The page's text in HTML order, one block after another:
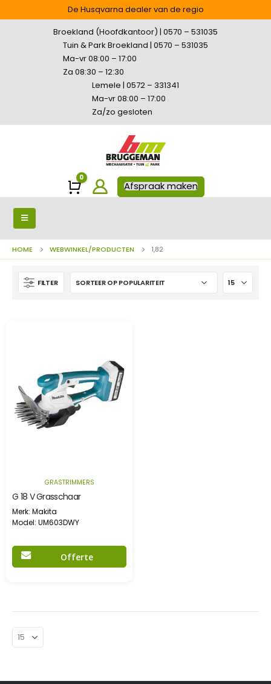
De Husqvarna dealer van de regio
Broekland (Hoofdkantoor) | 0570 – 531035
Tuin & Park Broekland | 0570 – 531035
Ma-vr 08:00 – 17:00
Za 08:30 – 12:30
Lemele | 0572 – 331341
Ma-vr 08:00 – 17:00
Za/zo gesloten
Winkelwagen
0
Afspraak maken
HOME WEBWINKEL/PRODUCTEN 1,82
FILTER
GRASTRIMMERS
G 18 V Grasschaar
Merk: Makita
Model: UM603DWY
Offerte